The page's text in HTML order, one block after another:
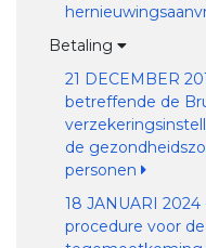
Betaling
21 DECEMBER
betreffende de
de
personen
18 JANUARI
procedure voor